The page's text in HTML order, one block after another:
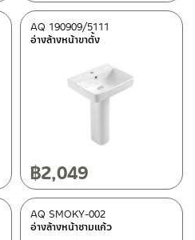
(31)
อ่างล้างหน้าขาตั้ง
AQ 190909/5111
฿2,049
อ่างล้างหน้าชามแก้ว
AQ SMOKY-002